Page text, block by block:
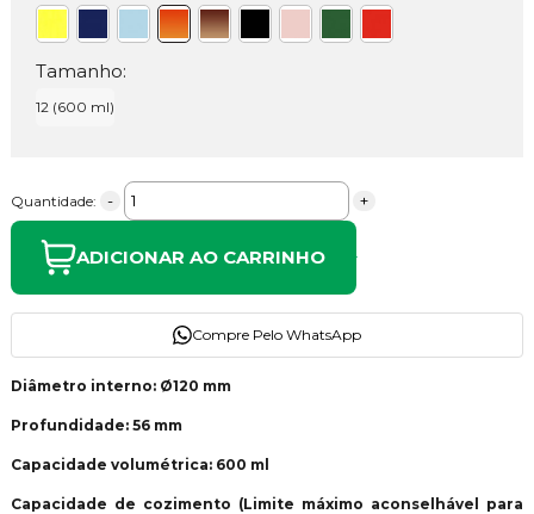
Tamanho:
12 (600 ml)
Quantidade: - +
ADICIONAR AO CARRINHO
Compre Pelo WhatsApp
Diâmetro interno: Ø120 mm
Profundidade: 56 mm
Capacidade volumétrica: 600 ml
Capacidade de cozimento (Limite máximo aconselhável para